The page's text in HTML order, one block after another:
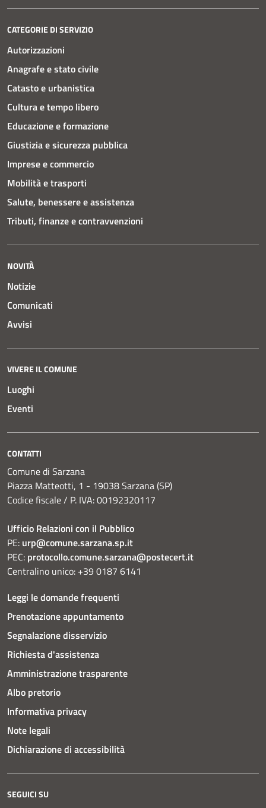
CATEGORIE DI SERVIZIO
Autorizzazioni
Anagrafe e stato civile
Catasto e urbanistica
Cultura e tempo libero
Educazione e formazione
Giustizia e sicurezza pubblica
Imprese e commercio
Mobilità e trasporti
Salute, benessere e assistenza
Tributi, finanze e contravvenzioni
NOVITÀ
Notizie
Comunicati
Avvisi
VIVERE IL COMUNE
Luoghi
Eventi
CONTATTI
Comune di Sarzana
Piazza Matteotti, 1 - 19038 Sarzana (SP)
Codice fiscale / P. IVA: 00192320117
Ufficio Relazioni con il Pubblico
PE: urp@comune.sarzana.sp.it
PEC: protocollo.comune.sarzana@postecert.it
Centralino unico: +39 0187 6141
Leggi le domande frequenti
Prenotazione appuntamento
Segnalazione disservizio
Richiesta d'assistenza
Amministrazione trasparente
Albo pretorio
Informativa privacy
Note legali
Dichiarazione di accessibilità
SEGUICI SU